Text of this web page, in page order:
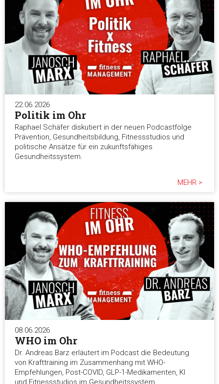
22.06.2026
Politik im Ohr
Raphael Schäfer diskutiert in der neuen Podcastfolge
Prävention, Gesundheitsbildung, Fitnessstudios und
politische Ansätze für ein zukunftsfähiges
Gesundheitssystem.
MEHR >
08.06.2026
WHO im Ohr
Dr. Andreas Barz erläutert im Podcast die Bedeutung
von Krafttraining im Zusammenhang mit WHO-
Empfehlungen, Post-COVID, GLP-1-Medikamenten, KI
und Fitnessstudios im Gesundheitssystem.